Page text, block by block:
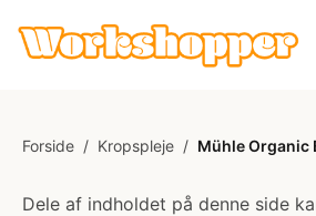
Forside / Kropspleje / Mühle Organic
Dele af indholdet på denne side